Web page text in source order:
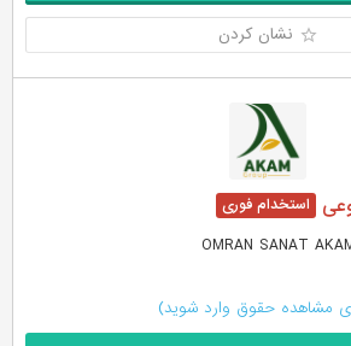
نشان کردن
مشاهده حقوق وارد شوید)